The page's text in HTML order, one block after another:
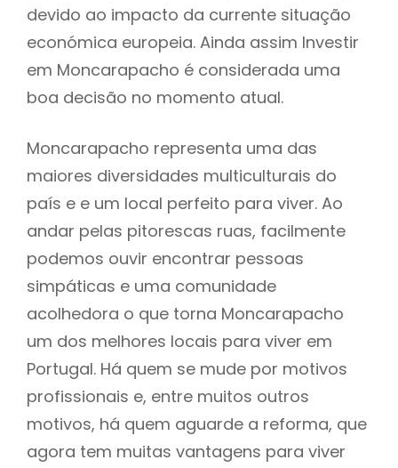
devido ao impacto da currente situação
económica europeia. Ainda assim Investir
em Moncarapacho é considerada uma
boa decisão no momento atual.
Moncarapacho representa uma das
maiores diversidades multiculturais do
país e e um local perfeito para viver. Ao
andar pelas pitorescas ruas, facilmente
podemos ouvir encontrar pessoas
simpáticas e uma comunidade
acolhedora o que torna Moncarapacho
um dos melhores locais para viver em
Portugal. Há quem se mude por motivos
profissionais e, entre muitos outros
motivos, há quem aguarde a reforma, que
agora tem muitas vantagens para viver